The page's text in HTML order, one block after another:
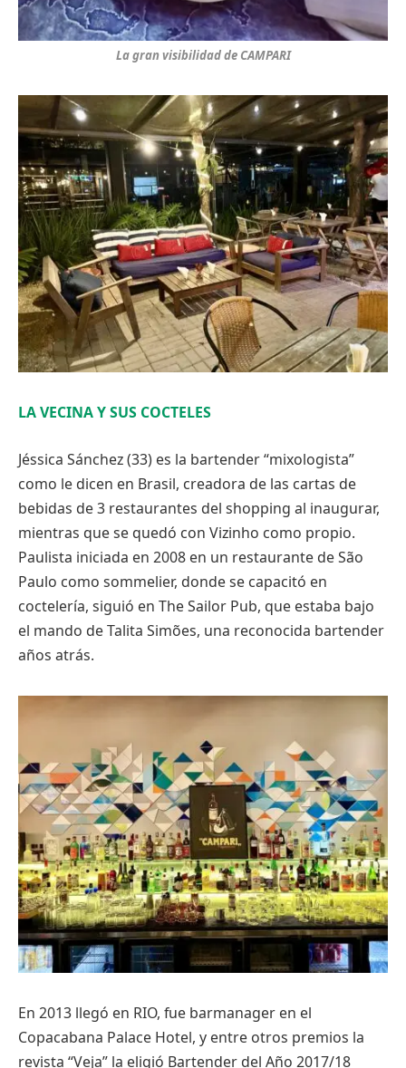
La gran visibilidad de CAMPARI
LA VECINA Y SUS COCTELES
Jéssica Sánchez (33) es la bartender “mixologista”
como le dicen en Brasil, creadora de las cartas de
bebidas de 3 restaurantes del shopping al inaugurar,
mientras que se quedó con Vizinho como propio.
Paulista iniciada en 2008 en un restaurante de São
Paulo como sommelier, donde se capacitó en
coctelería, siguió en The Sailor Pub, que estaba bajo
el mando de Talita Simões, una reconocida bartender
años atrás.
En 2013 llegó en RIO, fue barmanager en el
Copacabana Palace Hotel, y entre otros premios la
revista “Veja” la eligió Bartender del Año 2017/18